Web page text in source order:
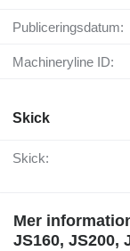
Publiceringsdatum:
Machineryline ID:
Skick
Skick:
Mer
JS160, JS200,